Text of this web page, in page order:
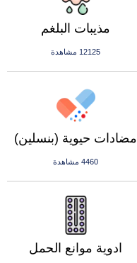
مذيبات البلغم
12125 مشاهدة
مضادات حيوية (بنسلين)
4460 مشاهدة
ادوية موانع الحمل